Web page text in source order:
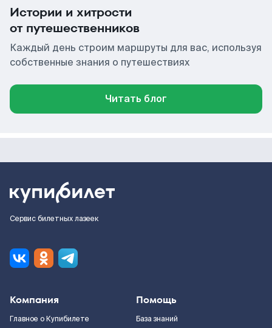
Истории и хитрости
от путешественников
Каждый день строим маршруты для вас, используя
собственные знания о путешествиях
Читать блог
Сервис билетных лазеек
Компания
Главное о Купибилете
Помощь
База знаний